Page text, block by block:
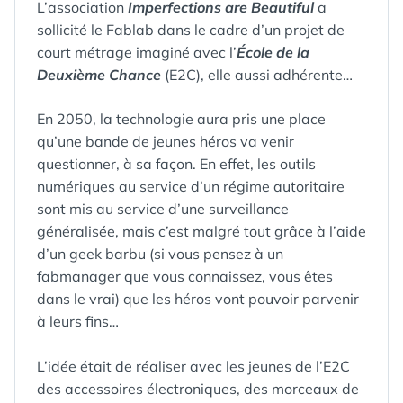
L’association Imperfections are Beautifula
sollicité le Fablab dans le cadre d’un projet de
court métrage imaginé avec l’École de la
Deuxième Chance (E2C), elle aussi adhérente…
En 2050, la technologie aura pris une place
qu’une bande de jeunes héros va venir
questionner, à sa façon. En effet, les outils
numériques au service d’un régime autoritaire
sont mis au service d’une surveillance
généralisée, mais c’est malgré tout grâce à l’aide
d’un geek barbu (si vous pensez à un
fabmanager que vous connaissez, vous êtes
dans le vrai) que les héros vont pouvoir parvenir
à leurs fins…
L’idée était de réaliser avec les jeunes de l’E2C
des accessoires électroniques, des morceaux de